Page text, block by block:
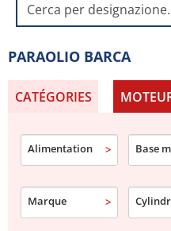
ESPERIENZA DAM MARINE
paraoli marini di alta
prestazioni e la sicurezza
PARAOLIO BARCA
CATÉGORIES
Alimentation Base
Marque